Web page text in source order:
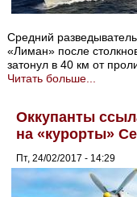
Средний
«Лиман» после
затонул в 40 км от
Читать больше...
Оккупанты
на «курорты»
Пт, 24/02/2017 - 14:29